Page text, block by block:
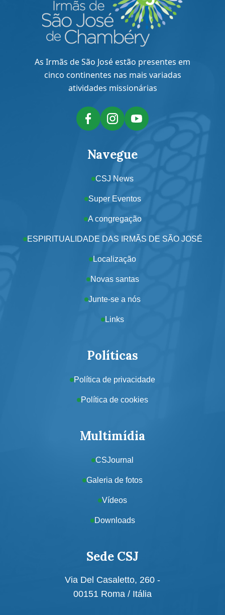
As Irmãs de São José estão presentes em
cinco continentes nas mais variadas
atividades missionárias
Navegue
CSJ News
Super Eventos
A congregação
ESPIRITUALIDADE DAS IRMÃS DE SÃO JOSÉ
Localização
Novas santas
Junte-se a nós
Links
Políticas
Política de privacidade
Política de cookies
Multimídia
CSJournal
Galeria de fotos
Vídeos
Downloads
Sede CSJ
Via Del Casaletto, 260 -
00151 Roma / Itália